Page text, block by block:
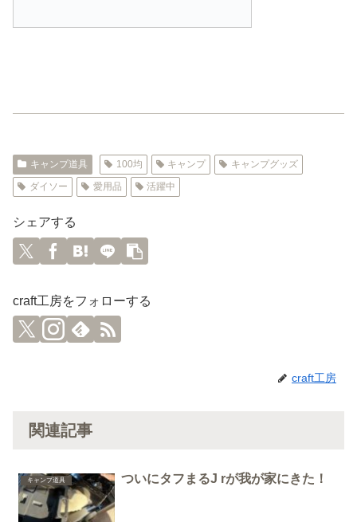
キャンプ道具 100均 キャンプ
キャンプグッズ
ダイソー
愛用品 活躍中
シェアする
craft工房をフォローする
craft工房
関連記事
キャンプ道具 ついにタフまるJ rが我が家にきた！